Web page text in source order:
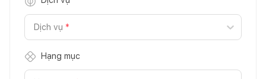
Dịch vụ *
Hạng mục